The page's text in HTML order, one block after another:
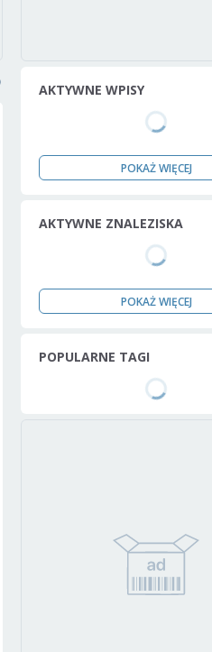
AKTYWNE WPISY
POKAŻ WIĘCEJ
AKTYWNE ZNALEZISKA
POKAŻ WIĘCEJ
POPULARNE TAGI